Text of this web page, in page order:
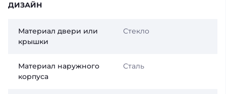
ДИЗАЙН
Материал двери или
крышки
Стекло
Материал наружного
корпуса
Сталь